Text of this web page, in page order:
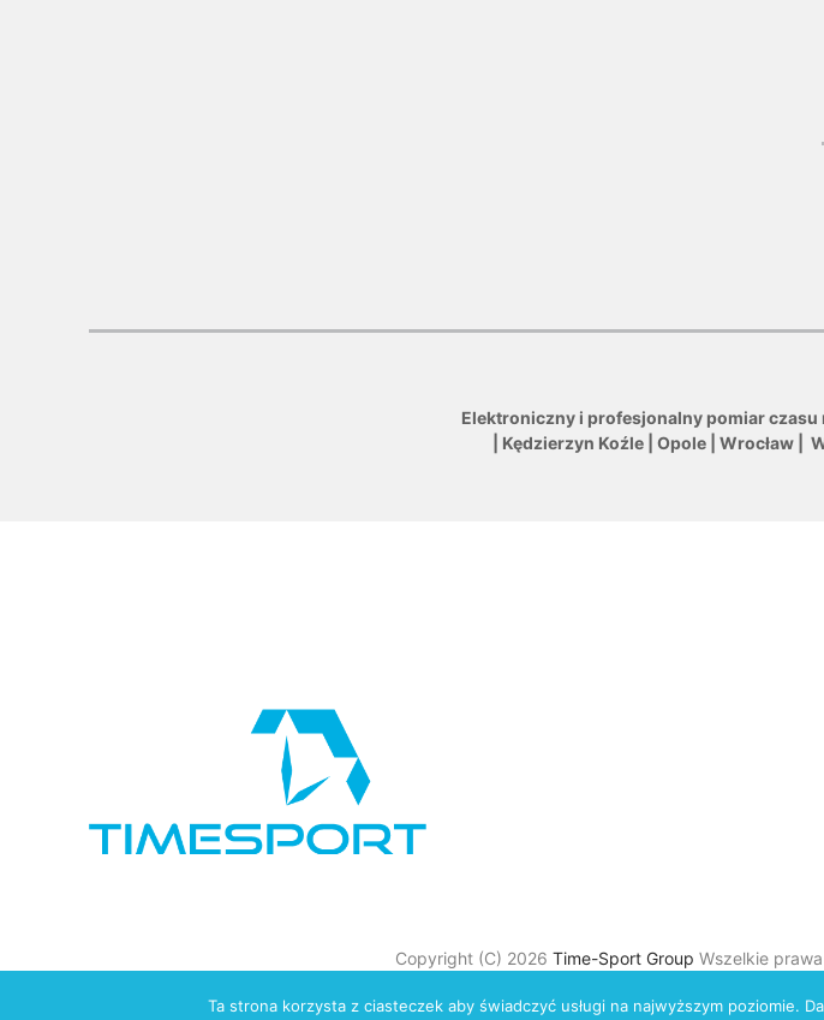
Elektroniczny i profesjonalny pomiar
| Kędzierzyn Koźle | Opole | Wrocław |
Copyright (C) 2026 Time-Sport Group Wszelkie
Ta strona korzysta z ciasteczek aby świadczyć usługi na najwyższym poziomie.